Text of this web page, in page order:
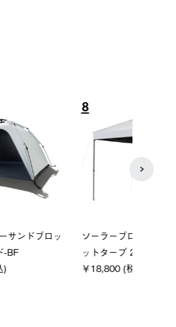
ソーラーブロック 風抜きQセ
ットタープ 200-BG